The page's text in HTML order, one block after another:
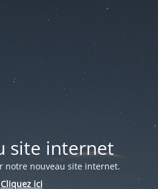
site internet
notre nouveau site internet.
Cliquez ici